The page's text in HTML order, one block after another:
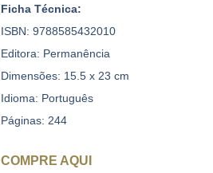
Ficha Técnica:
ISBN: 9788585432010
Editora: Permanência
Dimensões: 15.5 x 23 cm
Idioma: Português
Páginas: 244
COMPRE AQUI